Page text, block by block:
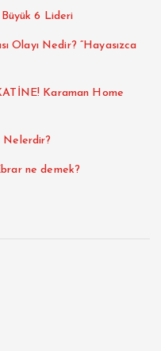
6 Lideri
Olayı Nedir? “Hayasızca
Karaman Home
Nelerdir?
ne demek?